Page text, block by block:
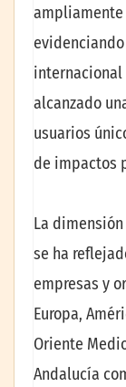
internacional
alcanzado
usuarios
de impactos
La
se ha
empresas y
Europa,
Oriente
Andalucía